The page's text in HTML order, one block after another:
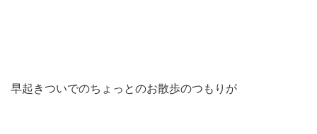
早起きついでのちょっとのお散歩のつもりが